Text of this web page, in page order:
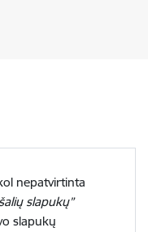
nepatvirtinta
slapukų”
slapukų